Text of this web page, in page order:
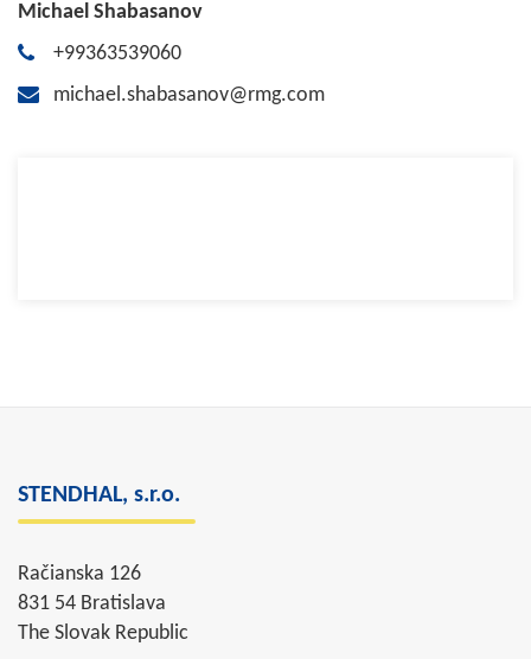
Michael Shabasanov
+99363539060
michael.shabasanov@rmg.com
STENDHAL, s.r.o.
Račianska 126
831 54 Bratislava
The Slovak Republic